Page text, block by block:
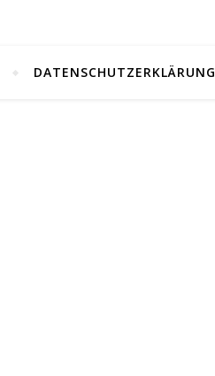
DATENSCHUTZERKLÄRUNG